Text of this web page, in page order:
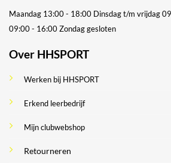
Maandag 13:00 - 18:00 Dinsdag t/m vrijdag
09:00 - 16:00Zondag gesloten
Over HHSPORT
Werken bij HHSPORT
Erkend leerbedrijf
Mijn clubwebshop
Retourneren